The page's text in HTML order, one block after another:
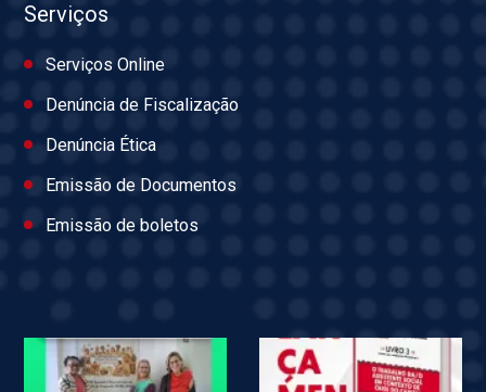
Serviços
Serviços Online
Denúncia de Fiscalização
Denúncia Ética
Emissão de Documentos
Emissão de boletos